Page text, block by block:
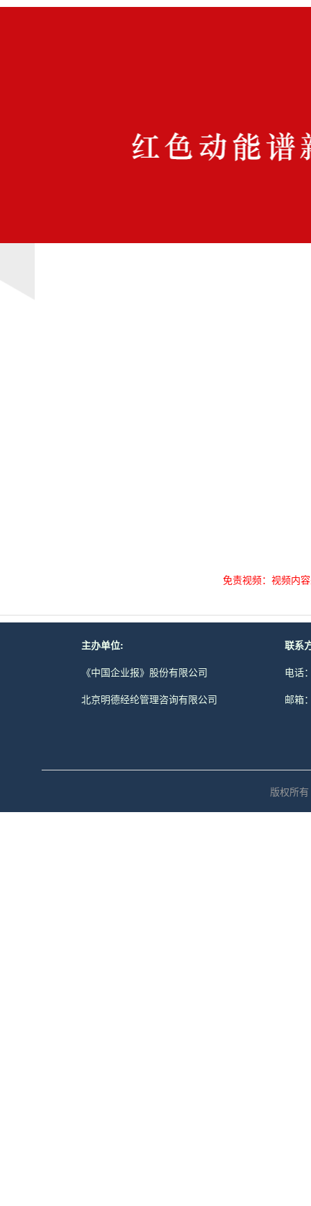
免责视频：视频内
主办单位:
《中国企业报》股份有限公司
北京明德经纶管理咨询有限公司
联系
电话
邮箱
版权所